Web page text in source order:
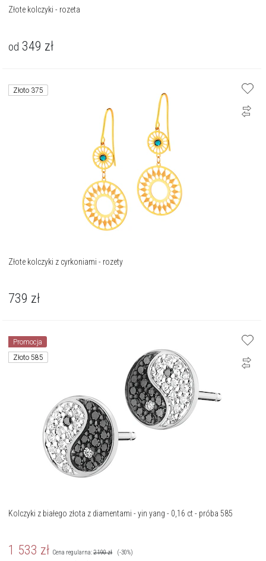
Złote kolczyki - rozeta
od 349 zł
Złoto 375
Złote kolczyki z cyrkoniami - rozety
739 zł
Promocja
Złoto 585
Kolczyki z białego złota z diamentami - yin yang - 0,16 ct - próba 585
1 533 zł Cena regularna:2 190zł
(-30%)